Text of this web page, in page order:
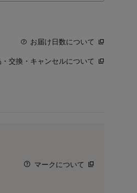
お届け日数について
交換・キャンセルについて
マークについて